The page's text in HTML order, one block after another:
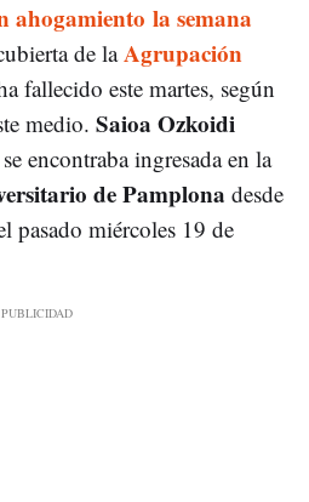
ahogamiento la semana
de laAgrupación
fallecido este martes, según
medio. Saioa Ozkoidi
encontraba ingresada en la
de Pamplona desde
pasado miércoles 19 de